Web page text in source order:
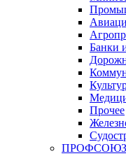
Банки
Прочее